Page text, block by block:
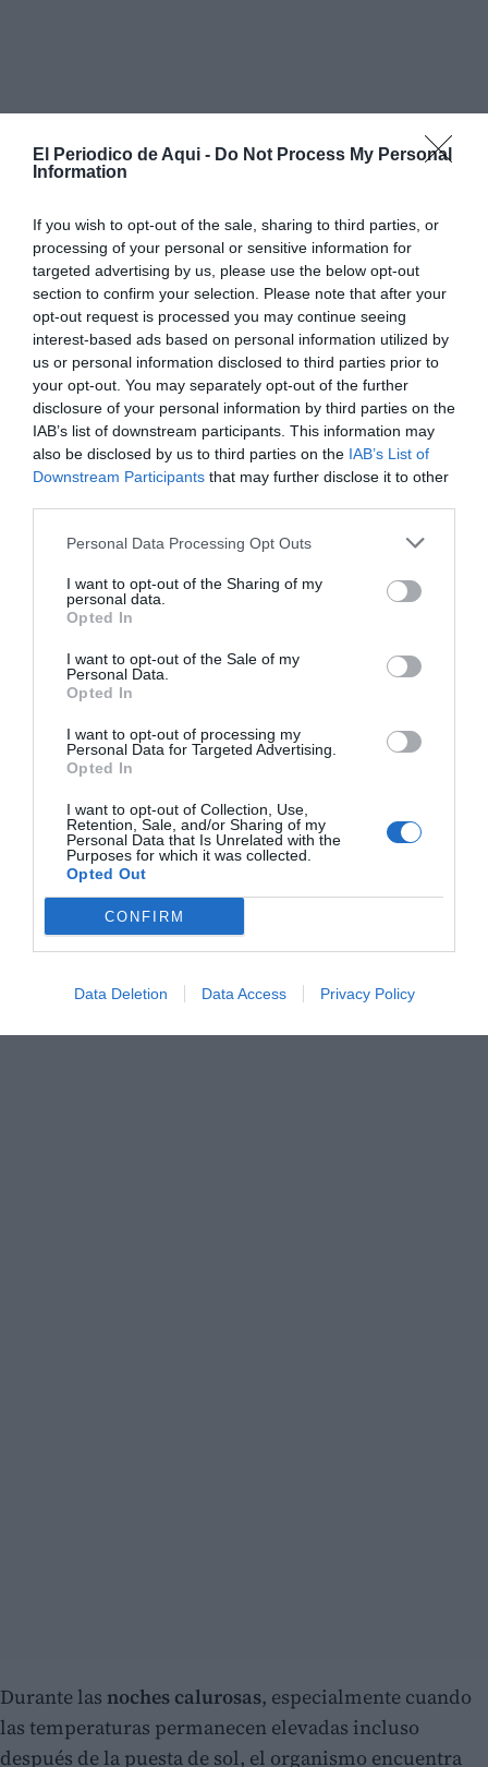
El Periodico de Aqui - Do Not Process My Personal
Information
If you wish to opt-out of the sale, sharing to third parties, or
processing of your personal or sensitive information for
targeted advertising by us, please use the below opt-out
section to confirm your selection. Please note that after your
opt-out request is processed you may continue seeing
interest-based ads based on personal information utilized by
us or personal information disclosed to third parties prior to
your opt-out. You may separately opt-out of the further
disclosure of your personal information by third parties on the
IAB’s list of downstream participants. This information may
also be disclosed by us to third parties on the IAB’s List of
Downstream Participants that may further disclose it to other
Personal Data Processing Opt Outs
I want to opt-out of the Sharing of my
personal data.
Opted In
I want to opt-out of the Sale of my
Personal Data.
Opted In
I want to opt-out of processing my
Personal Data for Targeted Advertising.
Opted In
I want to opt-out of Collection, Use,
Retention, Sale, and/or Sharing of my
Personal Data that Is Unrelated with the
Purposes for which it was collected.
Opted Out
CONFIRM
Data Deletion Data Access Privacy Policy
que siguen investigándose, los científicos consideran
descenso de temperatura
transición del organismo desde un estado de actividad
hacia un estado de recuperación. Durante la noche
procesos hormonales y metabólicos, y el cuerpo entra
en un modo fisiológico más eficiente para favorecer el
descanso.
El problema aparece cuando el
Durante las noches calurosas, especialmente cuando
las temperaturas permanecen elevadas incluso
después de la puesta de sol, el organismo encuentra